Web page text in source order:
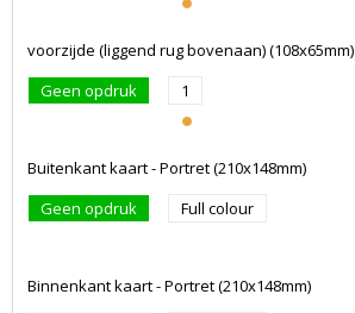
voorzijde (liggend rug bovenaan) (108x65mm)
Geen opdruk
1
Buitenkant kaart - Portret (210x148mm)
Geen opdruk
Full colour
Binnenkant kaart - Portret (210x148mm)